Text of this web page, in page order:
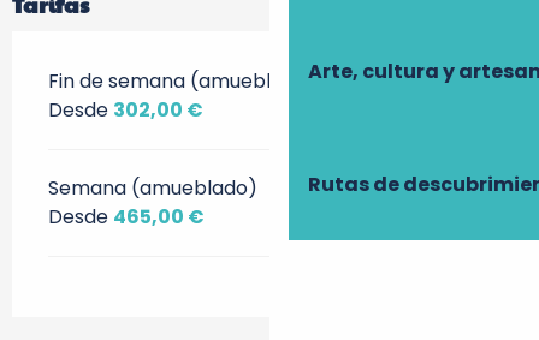
Arte, cultura y
Rutas de
Fin de semana (amueblado)
Desde 302,00 €
Semana (amueblado)
Desde 465,00 €